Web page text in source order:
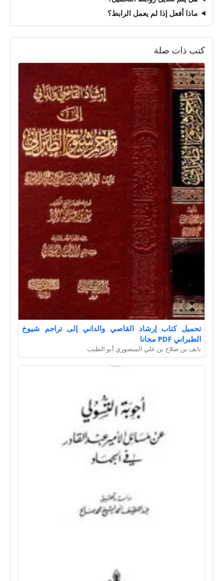
ماذا أفعل إذا لم يعمل الرابط؟
كتب ذات صلة
تحميل كتاب إرشاد القاصي والداني إلى تراجم شيوخ
الطبراني PDF مجانا
نايف بن صلاح بن علي المنصوري أبو الطيب